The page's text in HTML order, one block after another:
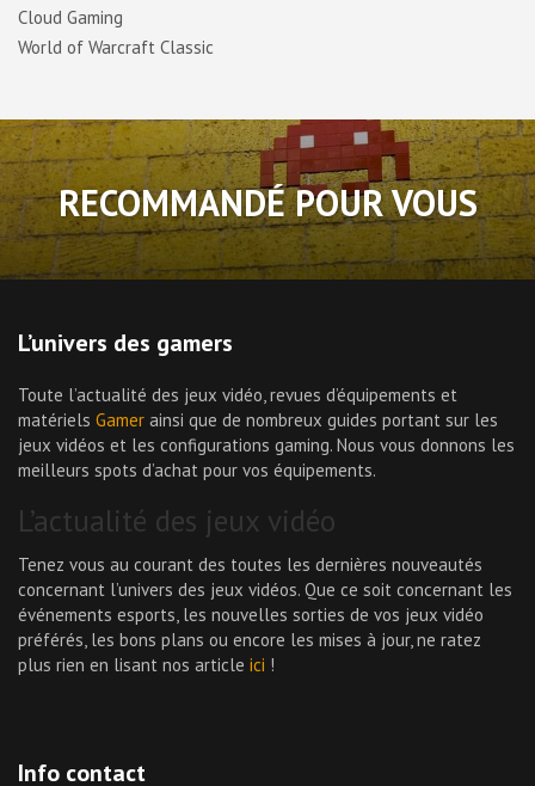
Cloud Gaming
World of Warcraft Classic
RECOMMANDÉ POUR VOUS
L’univers des gamers
Toute l’actualité des jeux vidéo, revues d’équipements et
matériels Gamer ainsi que de nombreux guides portant sur les
jeux vidéos et les configurations gaming. Nous vous donnons les
meilleurs spots d’achat pour vos équipements.
L’actualité des jeux vidéo
Tenez vous au courant des toutes les dernières nouveautés
concernant l’univers des jeux vidéos. Que ce soit concernant les
événements esports, les nouvelles sorties de vos jeux vidéo
préférés, les bons plans ou encore les mises à jour, ne ratez
plus rien en lisant nos article ici !
Info contact